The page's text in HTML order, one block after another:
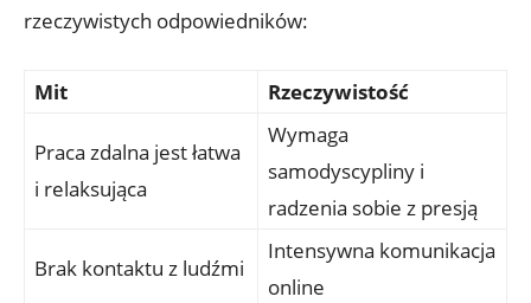
‍rzeczywistych odpowiedników:
Mit Rzeczywistość
Praca zdalna jest łatwa
i relaksująca
Wymaga
samodyscypliny i
radzenia sobie z presją
Brak kontaktu z ludźmi
Intensywna‍ komunikacja
⁣online